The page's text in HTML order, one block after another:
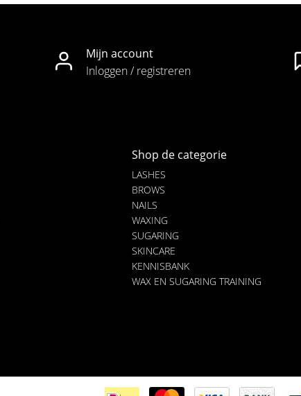
Mijn account
Inloggen / registreren
Shop de categorie
LASHES
BROWS
NAILS
WAXING
SUGARING
SKINCARE
KENNISBANK
WAX EN SUGARING TRAINING